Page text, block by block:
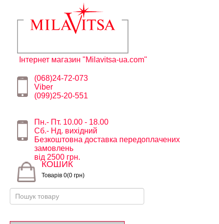
Інтернет магазин "Milavitsa-ua.com"
(068)24-72-073
Viber
(099)25-20-551
Пн.- Пт. 10.00 - 18.00
Сб.- Нд. вихідний
Безкоштовна доставка передоплачених
замовлень
від 2500 грн.
КОШИК
Товарів 0(0 грн)